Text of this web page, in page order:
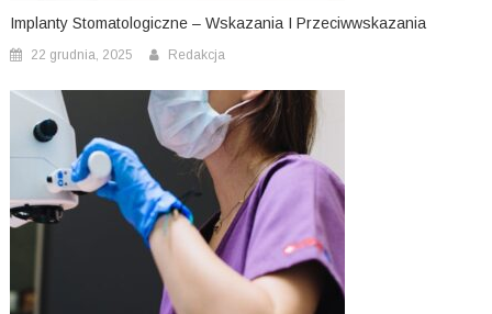
Implanty Stomatologiczne – Wskazania I Przeciwwskazania
22 grudnia, 2025 Redakcja